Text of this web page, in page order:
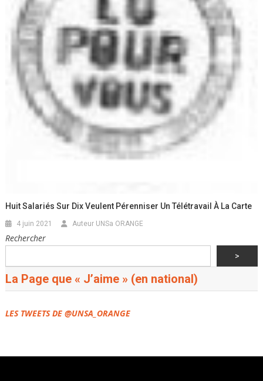
Huit Salariés Sur Dix Veulent Pérenniser Un Télétravail À La Carte
4 juin 2021 Auteur UNSa ORANGE
Rechercher
>
La Page que « J’aime » (en national)
LES TWEETS DE @UNSA_ORANGE